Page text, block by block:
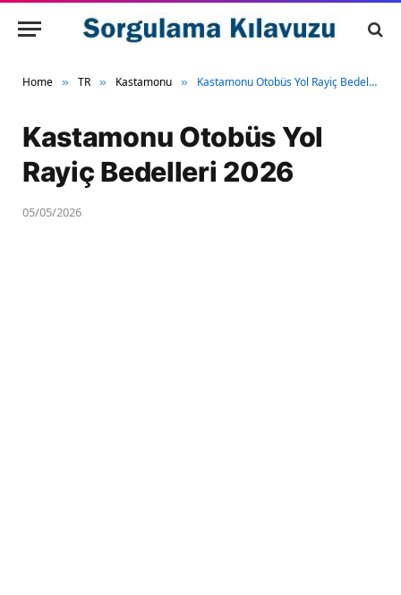
Home » TR » Kastamonu » Kastamonu Otobüs Yol Rayiç Bedelleri 2026
Kastamonu Otobüs Yol
Rayiç Bedelleri 2026
05/05/2026